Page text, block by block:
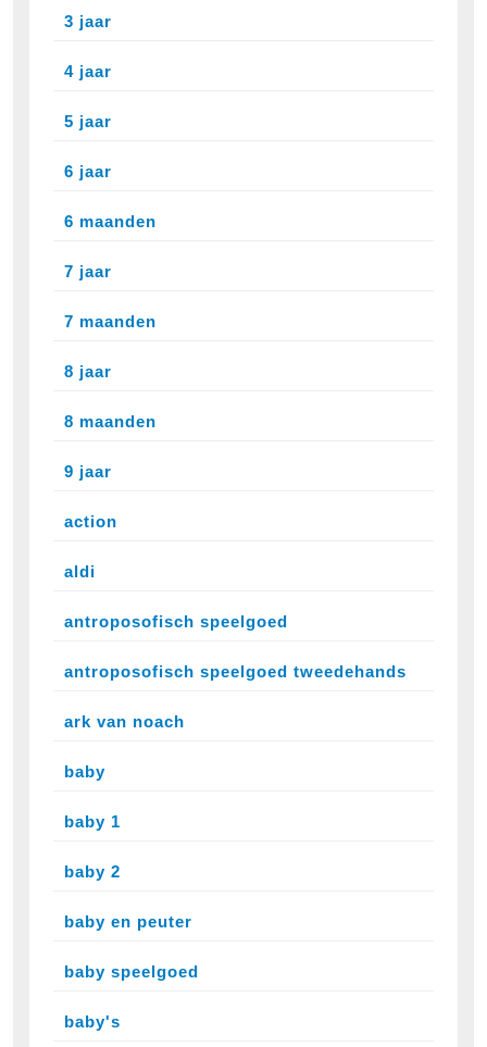
3 jaar
4 jaar
5 jaar
6 jaar
6 maanden
7 jaar
7 maanden
8 jaar
8 maanden
9 jaar
action
aldi
antroposofisch speelgoed
antroposofisch speelgoed tweedehands
ark van noach
baby
baby 1
baby 2
baby en peuter
baby speelgoed
baby's